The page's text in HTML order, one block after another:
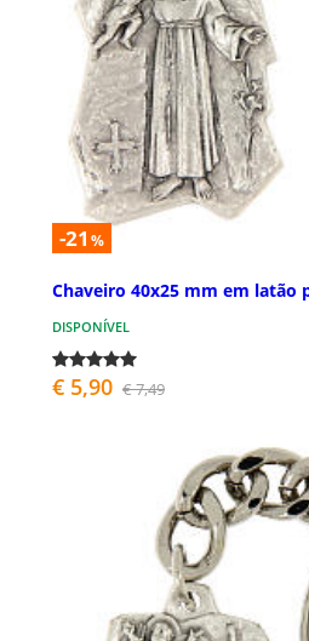
-21 %
Chaveiro 40x25 mm em latão
DISPONÍVEL
€ 5,90 € 7,49